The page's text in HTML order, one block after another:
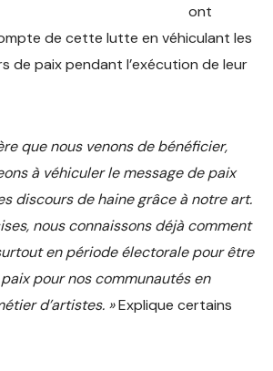
ont
de cette lutte en véhiculant les
de paix pendant l’exécution de leur
que nous venons de bénéficier,
à véhiculer le message de paix
discours de haine grâce à notre art.
nous connaissons déjà comment
en période électorale pour être
pour nos communautés en
d’artistes. »Explique certains